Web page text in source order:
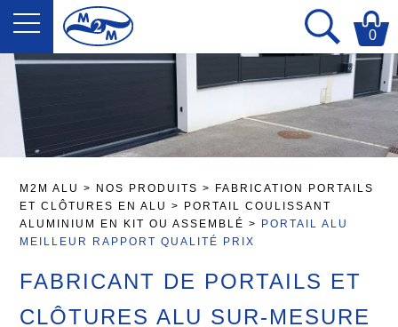
0
M2M ALU > NOS PRODUITS > FABRICATION PORTAILS
ET CLÔTURES EN ALU > PORTAIL COULISSANT
ALUMINIUM EN KIT OU ASSEMBLÉ > PORTAIL ALU
MEILLEUR RAPPORT QUALITÉ PRIX
FABRICANT DE PORTAILS ET
CLÔTURES ALU SUR-MESURE